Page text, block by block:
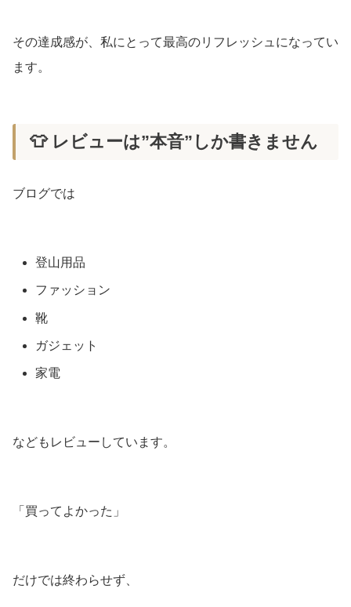
その達成感が、私にとって最高のリフレッシュになってい
ます。
👕 レビューは”本音”しか書きません
ブログでは
登山用品
ファッション
靴
ガジェット
家電
などもレビューしています。
「買ってよかった」
だけでは終わらせず、